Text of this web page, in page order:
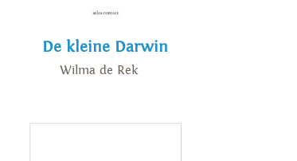
De kleine Darwin
Wilma de Rek